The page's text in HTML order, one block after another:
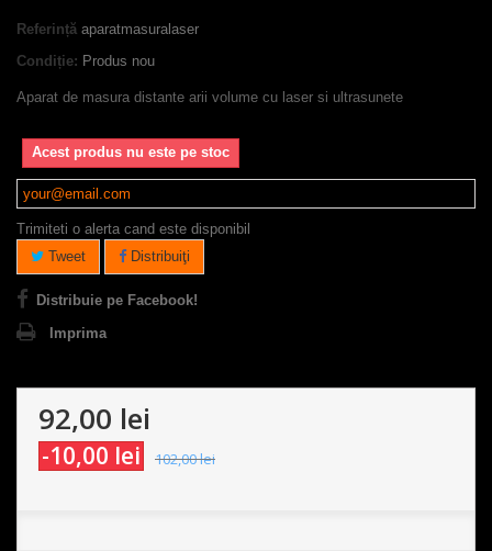
Referință aparatmasuralaser
Condiție: Produs nou
Aparat de masura distante arii volume cu laser si ultrasunete
Acest produs nu este pe stoc
Trimiteti o alerta cand este disponibil
Tweet
Distribuiţi
Distribuie pe Facebook!
Imprima
92,00 lei
-10,00 lei 102,00 lei